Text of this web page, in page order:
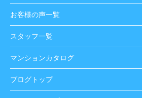
お客様の声一覧
スタッフ一覧
マンションカタログ
ブログトップ